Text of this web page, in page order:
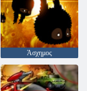
Άσχημος